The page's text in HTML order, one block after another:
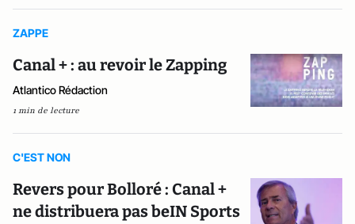
ZAPPE
Canal + : au revoir le Zapping
Atlantico Rédaction
1 min de lecture
C'EST NON
Revers pour Bolloré : Canal +
ne distribuera pas beIN Sports